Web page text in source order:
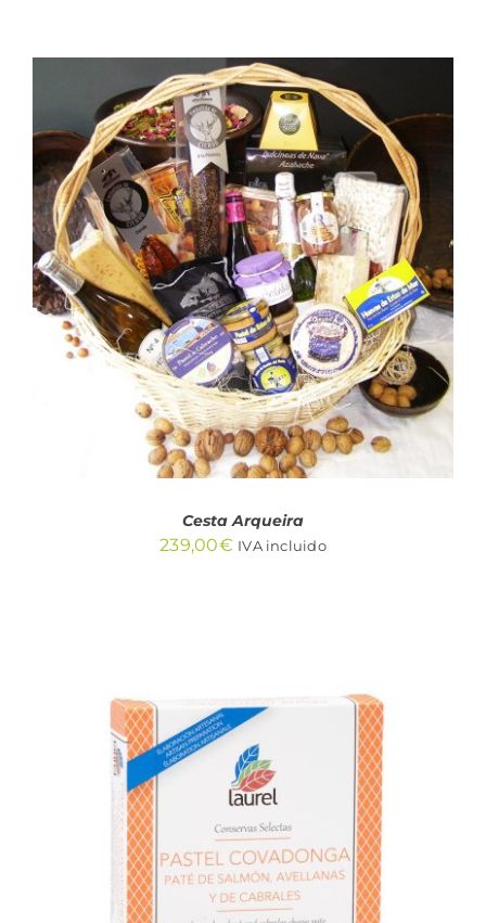
AÑADIR AL CARRITO
/
DETALLES
Cesta Arqueira
239,00€ IVA incluido
AÑADIR AL CARRITO
DETALLES